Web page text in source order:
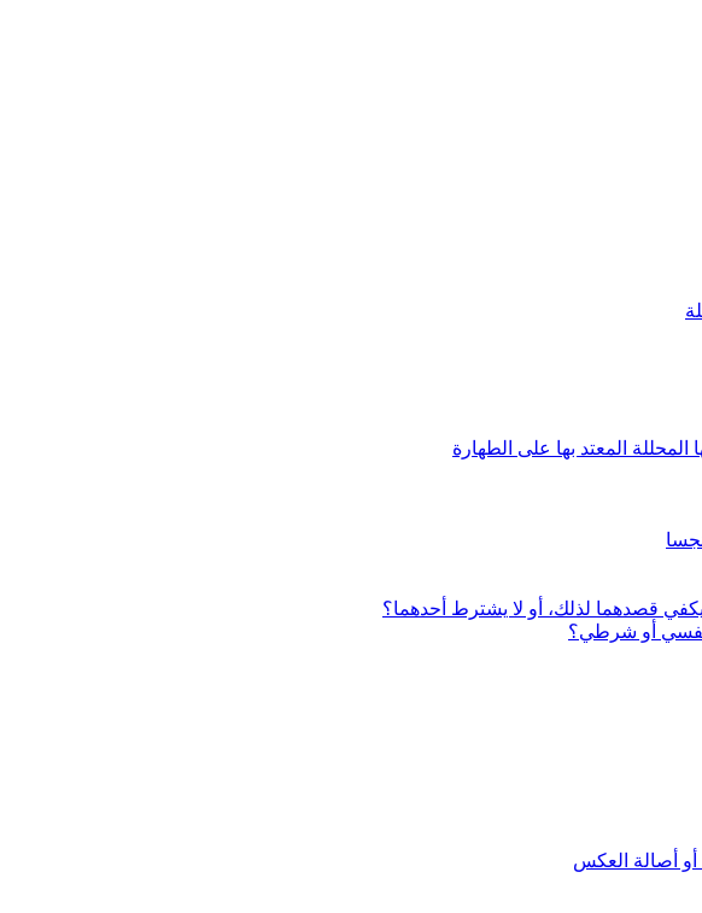
المعتد بها على الطهارة
قصدهما لذلك، أو لا يشترط أحدهما؟
نفسي أو شرطي؟
أصالة العكس